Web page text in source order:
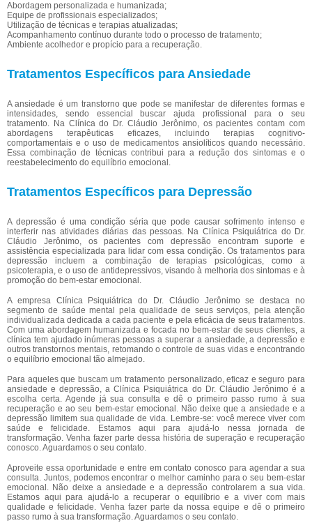
Abordagem personalizada e humanizada;
Equipe de profissionais especializados;
Utilização de técnicas e terapias atualizadas;
Acompanhamento contínuo durante todo o processo de tratamento;
Ambiente acolhedor e propício para a recuperação.
Tratamentos Específicos para Ansiedade
A ansiedade é um transtorno que pode se manifestar de diferentes formas e
intensidades, sendo essencial buscar ajuda profissional para o seu
tratamento. Na Clínica do Dr. Cláudio Jerônimo, os pacientes contam com
abordagens terapêuticas eficazes, incluindo terapias cognitivo-
comportamentais e o uso de medicamentos ansiolíticos quando necessário.
Essa combinação de técnicas contribui para a redução dos sintomas e o
reestabelecimento do equilíbrio emocional.
Tratamentos Específicos para Depressão
A depressão é uma condição séria que pode causar sofrimento intenso e
interferir nas atividades diárias das pessoas. Na Clínica Psiquiátrica do Dr.
Cláudio Jerônimo, os pacientes com depressão encontram suporte e
assistência especializada para lidar com essa condição. Os tratamentos para
depressão incluem a combinação de terapias psicológicas, como a
psicoterapia, e o uso de antidepressivos, visando à melhoria dos sintomas e à
promoção do bem-estar emocional.
A empresa Clínica Psiquiátrica do Dr. Cláudio Jerônimo se destaca no
segmento de saúde mental pela qualidade de seus serviços, pela atenção
individualizada dedicada a cada paciente e pela eficácia de seus tratamentos.
Com uma abordagem humanizada e focada no bem-estar de seus clientes, a
clínica tem ajudado inúmeras pessoas a superar a ansiedade, a depressão e
outros transtornos mentais, retomando o controle de suas vidas e encontrando
o equilíbrio emocional tão almejado.
Para aqueles que buscam um tratamento personalizado, eficaz e seguro para
ansiedade e depressão, a Clínica Psiquiátrica do Dr. Cláudio Jerônimo é a
escolha certa. Agende já sua consulta e dê o primeiro passo rumo à sua
recuperação e ao seu bem-estar emocional. Não deixe que a ansiedade e a
depressão limitem sua qualidade de vida. Lembre-se: você merece viver com
saúde e felicidade. Estamos aqui para ajudá-lo nessa jornada de
transformação. Venha fazer parte dessa história de superação e recuperação
conosco. Aguardamos o seu contato.
Aproveite essa oportunidade e entre em contato conosco para agendar a sua
consulta. Juntos, podemos encontrar o melhor caminho para o seu bem-estar
emocional. Não deixe a ansiedade e a depressão controlarem a sua vida.
Estamos aqui para ajudá-lo a recuperar o equilíbrio e a viver com mais
qualidade e felicidade. Venha fazer parte da nossa equipe e dê o primeiro
passo rumo à sua transformação. Aguardamos o seu contato.